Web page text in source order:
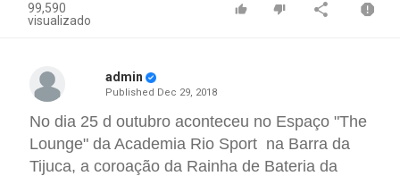
99,590
visualizado
admin
Published Dec 29, 2018
No dia 25 d outubro aconteceu no Espaço "The
Lounge" da Academia Rio Sport na Barra da
Tijuca, a coroação da Rainha de Bateria da